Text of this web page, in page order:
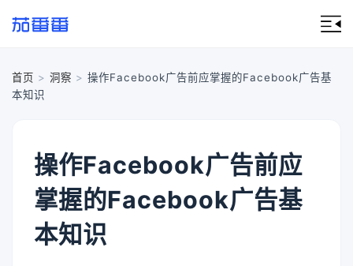
首页 > 洞察 > 操作Facebook广告前应掌握的Facebook广告基
本知识
操作Facebook广告前应
掌握的Facebook广告基
本知识